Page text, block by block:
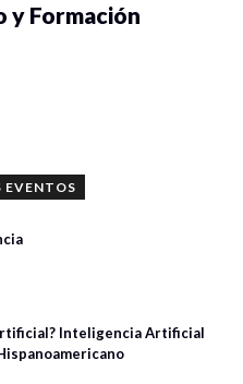
y Formación
EVENTOS
Inteligencia Artificial